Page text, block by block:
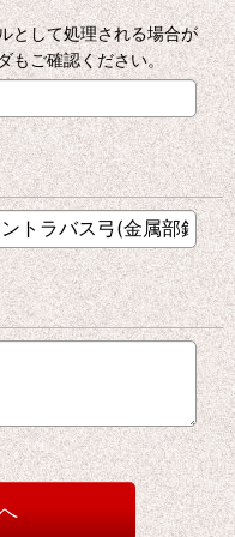
として処理される場合が
もご確認ください。